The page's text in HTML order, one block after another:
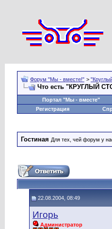
Форум "Мы - вместе!" >
Что есть "КРУГЛЫЙ
Портал "Мы - вместе"
Регистрация
Гостиная Для тех, чей форум у
22.08.2004, 08:49
Игорь
Администратор